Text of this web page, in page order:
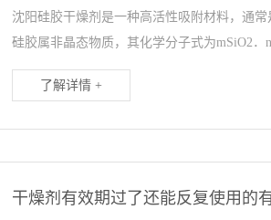
沈阳硅胶干燥剂是一种高活性吸附材料，通
硅胶属非晶态物质，其化学分子式为mSiO2．
了解详情 +
干燥剂有效期过了还能反复使用的